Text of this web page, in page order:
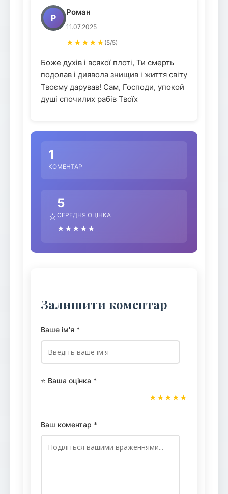
Р
Роман
11.07.2025
★★★★★ (5/5)
Боже духів і всякої плоті, Ти смерть
подолав і диявола знищив і життя світу
Твоєму дарував! Сам, Господи, упокой
душі спочилих рабів Твоїх
1
КОМЕНТАР
⭐
5
СЕРЕДНЯ ОЦІНКА
★★★★★
Залишити коментар
Ваше ім'я *
⭐ Ваша оцінка *
★
★
★
★
★
Ваш коментар *